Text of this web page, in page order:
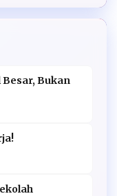
Bukan